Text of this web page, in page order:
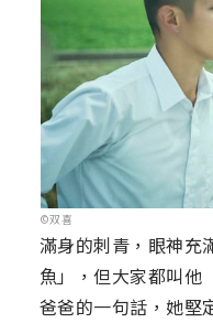
©双喜
滿身的刺青，眼神充
魚」，但大家都叫他
爸爸的一句話，她堅